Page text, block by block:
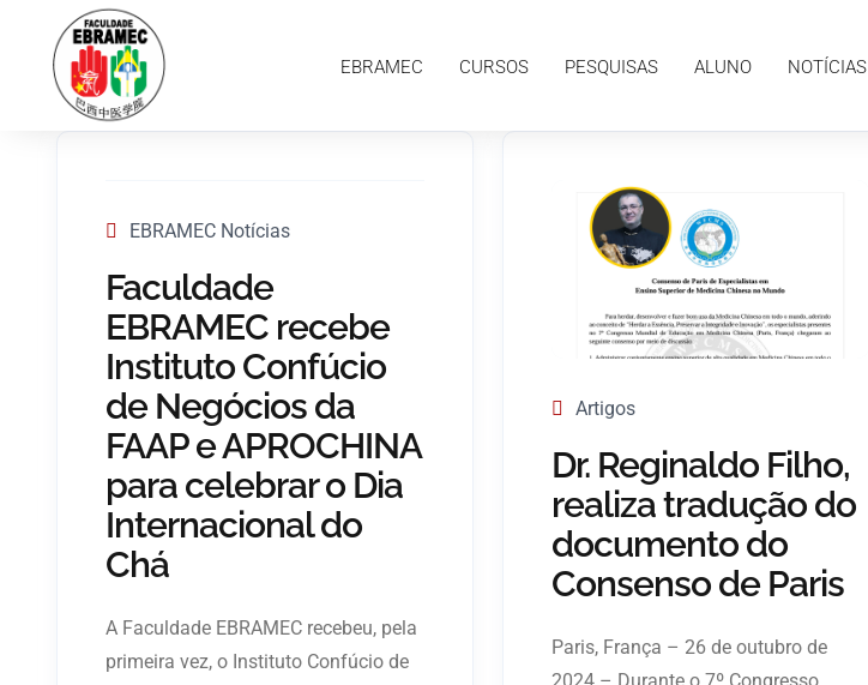
EBRAMEC CURSOS PESQUISAS ALUNO NOTÍCIAS
EBRAMEC Notícias
Faculdade
EBRAMEC recebe
Instituto Confúcio
de Negócios da
FAAP e APROCHINA
para celebrar o Dia
Internacional do
Chá
A Faculdade EBRAMEC recebeu, pela
primeira vez, o Instituto Confúcio de
Artigos
Dr. Reginaldo Filho,
realiza tradução do
documento do
Consenso de Paris
Paris, França – 26 de outubro de